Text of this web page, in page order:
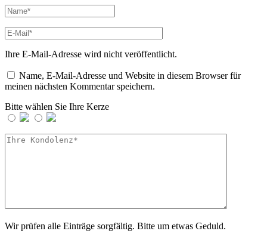
Ihre E-Mail-Adresse wird nicht veröffentlicht.
Name, E-Mail-Adresse und Website in diesem Browser für
meinen nächsten Kommentar speichern.
Bitte wählen Sie Ihre Kerze
Wir prüfen alle Einträge sorgfältig. Bitte um etwas Geduld.